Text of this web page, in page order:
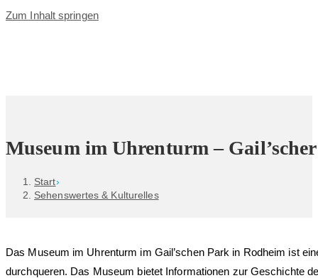
Zum Inhalt springen
Museum im Uhrenturm –
Start›
Sehenswertes & Kulturelles
Das Museum im Uhrenturm im Gail’schen Park in Rodheim ist
durchqueren. Das Museum bietet Informationen zur Geschichte